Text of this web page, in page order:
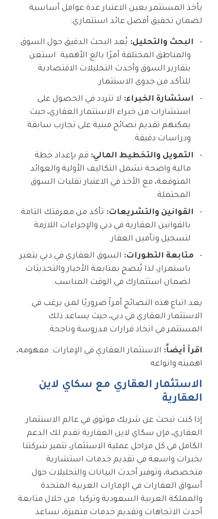
يأخذ المستثمر بعين الاعتبار عدة عوامل أساسية
لضمان تحقيق أفضل عائد استثماري:
البحث والتحليل: يُعد البحث الدقيق حول السوق
والمناطق المختلفة أمرًا بالغ الأهمية. استعن
بتقارير السوق وأحدث التحليلات الاقتصادية
للتأكد من جدوى الاستثمار.
استشارة الخبراء: لا تتردد في الحصول على
استشارات من خبراء الاستثمار العقاري، حيث
يمكنهم تقديم نصائح مبنية على تجارب سابقة
ودراسات دقيقة.
التمويل والتخطيط المالي: قم بإعداد خطة
مالية واضحة تشمل التكاليف الأولية والعوائد
المتوقعة، مع الأخذ في الاعتبار تقلبات السوق
المحتملة.
القوانين والتشريعات: تأكد من معرفتك التامة
بالقوانين العقارية في دبي والإجراءات اللازمة
لتسجيل وتأمين العقار.
متابعة التطورات: السوق العقاري في دبي يتغير
باستمرار، لذا يُنصح بمتابعة الأخبار والتحديثات
لضمان استثمارك في الوقت المناسب.
يعد اتباع هذه النصائح أمراً ضروريًا لمن يرغب في
الاستثمار العقاري في دبي، حيث يساعد ذلك
المستثمر في اتخاذ قرارات مدروسة وناجحة.
اقرأ أيضاً: الاستثمار العقاري في الإمارات: مفهومه،
اهميته وانواعه
الاستثمار العقاري مع سكاي لاين
العقارية
إذا كنت تبحث عن شريك موثوق في عالم الاستثمار
العقاري، فإن سكاي لاين العقارية تقدم لك الدعم
الكامل في كل مراحل عملية الاستثمار، تتميز شركتنا
بخبرات واسعة في تقديم خدمات استشارية
متخصصة، وتوفير أحدث البيانات والتحليلات حول
أسواق العقارات في الإمارات العربية المتحدة
والمملكة العربية السعودية وتركيا. من خلال متابعة
أحدث الاتجاهات وتقديم خدمات متميزة، نساعد